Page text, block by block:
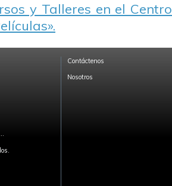
y Talleres en el
Contáctenos
Nosotros